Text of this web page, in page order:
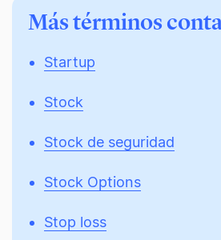
Más términos
Startup
Stock
Stock de seguridad
Stock Options
Stop loss